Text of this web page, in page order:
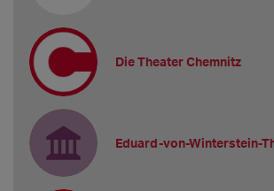
Die Theater Chemnitz
Eduard-von-Winterstein-